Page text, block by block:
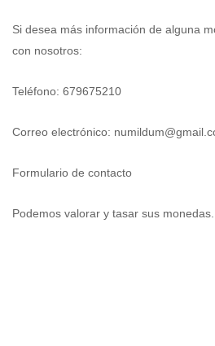
Si desea más información de alguna
con nosotros:
Teléfono: 679675210
Correo electrónico:
Formulario de contacto
Podemos valorar y tasar sus monedas.